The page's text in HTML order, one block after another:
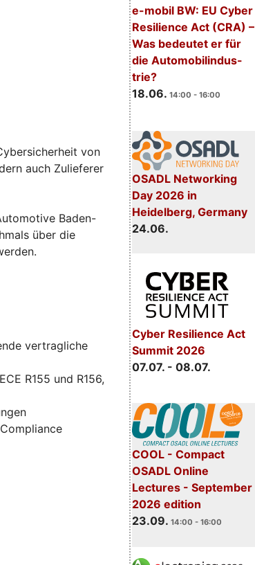
e-mobil BW: EU Cyber
Resilience Act (CRA) –
Was bedeutet er für
die Automobilindus-
trie?
18.06. 14:00 - 16:00
OSADL Networking
Day 2026 in
Heidelberg, Germany
24.06.
Cyber Resilience Act
Summit 2026
07.07. - 08.07.
COOL - Compact
OSADL Online
Lectures - September
2026 edition
23.09. 14:00 - 16:00
von
auch Zulieferer
Baden-
über die
vertragliche
R155 und R156,